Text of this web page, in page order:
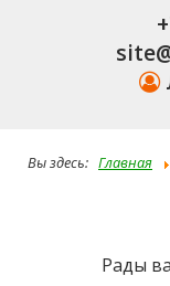
Вы здесь: Главная
Рады